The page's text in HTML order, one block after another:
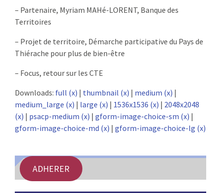
PUBLICATIONS
JURIDIQUE
– Partenaire, Myriam MAHé-LORENT, Banque des
Territoires
– Projet de territoire, Démarche participative du Pays de
Thiérache pour plus de bien-être
– Focus, retour sur les CTE
Downloads: full (x) | thumbnail (x) | medium (x) |
medium_large (x) | large (x) | 1536x1536 (x) | 2048x2048
(x) | psacp-medium (x) | gform-image-choice-sm (x) |
gform-image-choice-md (x) | gform-image-choice-lg (x)
ADHERER